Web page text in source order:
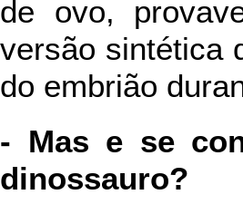
de ovo,
versão sintética
do embrião
- Mas e se
dinossauro?